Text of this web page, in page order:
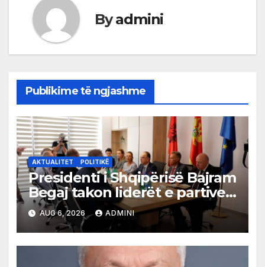
Byadmini
Publikime të ngjashme
AKTUALITET POLITIKË
Presidenti i Shqipërisë Bajram
Begaj takon liderët e partive
shqiptare në Ulqin
AUG 6, 2026 ADMINI